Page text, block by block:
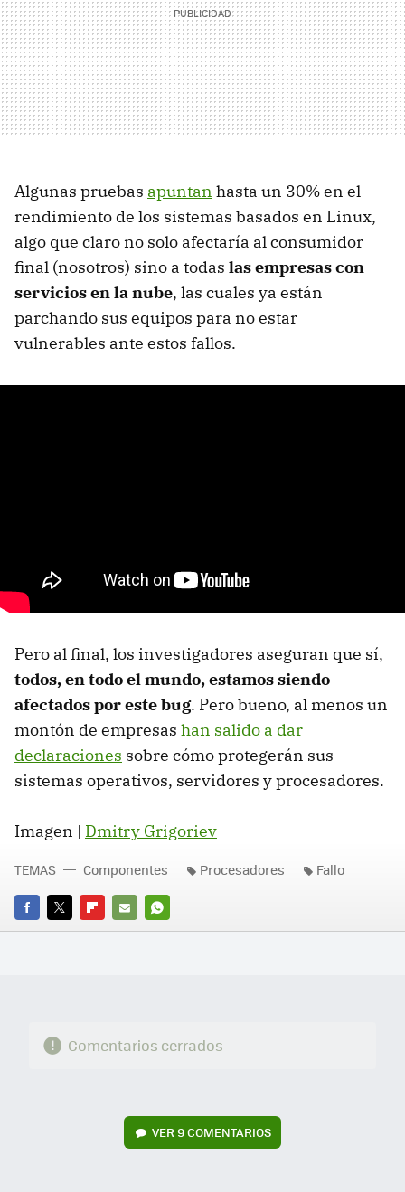
Algunas pruebas apuntan hasta un 30% en el
rendimiento de los sistemas basados en Linux,
algo que claro no solo afectaría al consumidor
final (nosotros) sino a todas las empresas con
servicios en la nube, las cuales ya están
parchando sus equipos para no estar
vulnerables ante estos fallos.
Pero al final, los investigadores aseguran que sí,
todos, en todo el mundo, estamos siendo
afectados por este bug. Pero bueno, al menos un
montón de empresas han salido a dar
declaraciones sobre cómo protegerán sus
sistemas operativos, servidores y procesadores.
Imagen | Dmitry Grigoriev
FACEBOOK
TWITTERFLIPBOARD
E-
WHATSAPP
TEMAS Componentes Procesadores Fallo
Comentarios cerrados
VER9 COMENTARIOS